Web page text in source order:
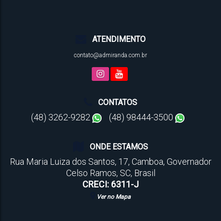
ATENDIMENTO
contato@admiranda.com.br
CONTATOS
(48) 3262-9282 (48) 98444-3500
ONDE ESTAMOS
Rua Maria Luiza dos Santos, 17, Camboa, Governador
Celso Ramos, SC, Brasil
CRECI: 6311-J
Ver no Mapa